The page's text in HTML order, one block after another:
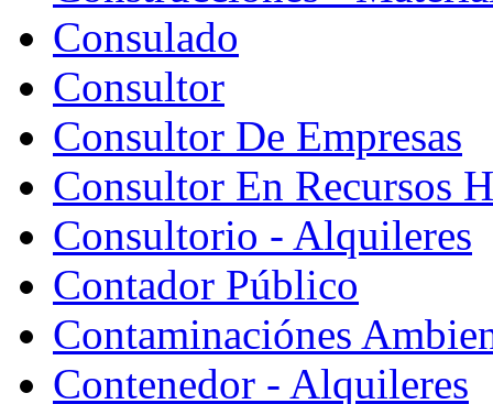
Consulado
Consultor
Consultor De Empresas
Consultor En Recursos
Consultorio - Alquileres
Contador Público
Contaminaciónes
Contenedor - Alquileres